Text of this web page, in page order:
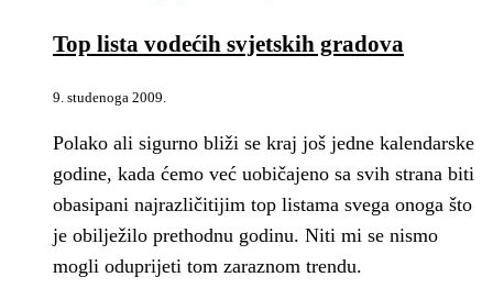
Top lista vodećih svjetskih gradova
9. studenoga 2009.
Polako ali sigurno bliži se kraj još jedne kalendarske
godine, kada ćemo već uobičajeno sa svih strana biti
obasipani najrazličitijim top listama svega onoga što
je obilježilo prethodnu godinu. Niti mi se nismo
mogli oduprijeti tom zaraznom trendu.